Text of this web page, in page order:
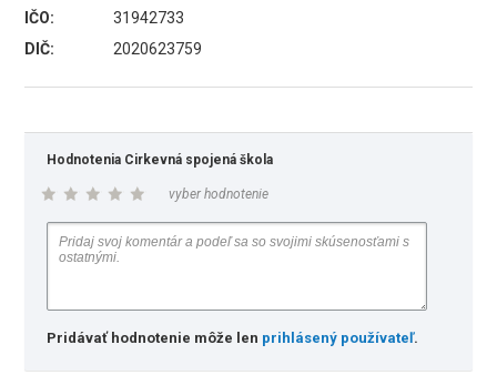
IČO:
31942733
DIČ:
2020623759
Hodnotenia Cirkevná spojená škola
vyber hodnotenie
Pridávať hodnotenie môže len prihlásený používateľ.